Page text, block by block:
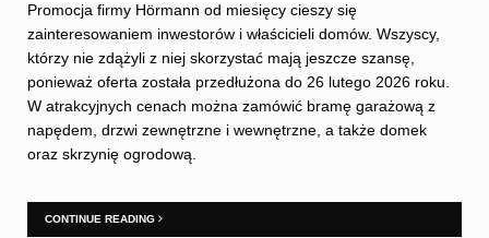
Promocja firmy Hörmann od miesięcy cieszy się
zainteresowaniem inwestorów i właścicieli domów. Wszyscy,
którzy nie zdążyli z niej skorzystać mają jeszcze szansę,
ponieważ oferta została przedłużona do 26 lutego 2026 roku.
W atrakcyjnych cenach można zamówić bramę garażową z
napędem, drzwi zewnętrzne i wewnętrzne, a także domek
oraz skrzynię ogrodową.
CONTINUE READING